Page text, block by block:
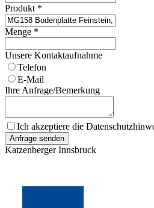
Produkt *
Menge *
Unsere Kontaktaufnahme
Telefon
E-Mail
Ihre Anfrage/Bemerkung
Ich akzeptiere die
Anfrage senden
Katzenberger Innsbruck